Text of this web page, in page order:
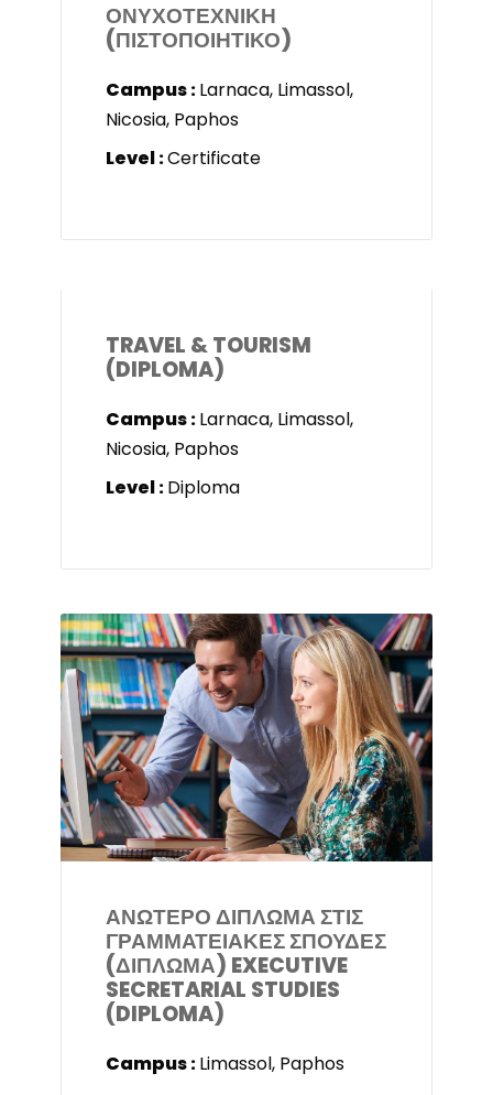
ΟΝΥΧΟΤΕΧΝΙΚΗ
(ΠΙΣΤΟΠΟΙΗΤΙΚΟ)
Campus :Larnaca, Limassol,
Nicosia, Paphos
Level :Certificate
TRAVEL & TOURISM
(DIPLOMA)
Campus :Larnaca, Limassol,
Nicosia, Paphos
Level :Diploma
ΑΝΩΤΕΡΟ ΔΙΠΛΩΜΑ ΣΤΙΣ
ΓΡΑΜΜΑΤΕΙΑΚΕΣ ΣΠΟΥΔΕΣ
(ΔΙΠΛΩΜΑ) EXECUTIVE
SECRETARIAL STUDIES
(DIPLOMA)
Campus :Limassol, Paphos